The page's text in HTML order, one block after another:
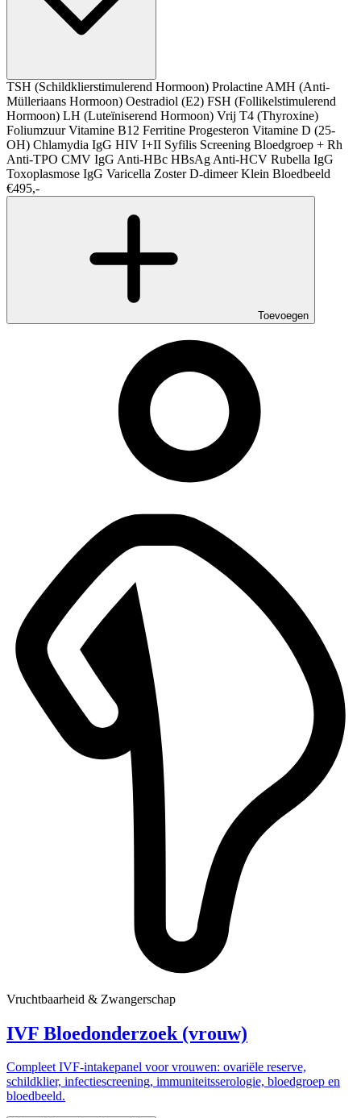
TSH (Schildklierstimulerend Hormoon) Prolactine AMH (Anti-
Mülleriaans Hormoon) Oestradiol (E2) FSH (Follikelstimulerend
Hormoon) LH (Luteïniserend Hormoon) Vrij T4 (Thyroxine)
FoliumzuurVitamine B12 Ferritine Progesteron Vitamine D (25-
OH) Chlamydia IgG HIV I+II Syfilis Screening Bloedgroep + Rh
Anti-TPO CMV IgG Anti-HBc HBsAg Anti-HCV Rubella IgG
Toxoplasmose IgG Varicella ZosterD-dimeerKlein Bloedbeeld
€495,-
Toevoegen
Vruchtbaarheid & Zwangerschap
IVF Bloedonderzoek (vrouw)
Compleet IVF-intakepanel voor vrouwen: ovariële reserve,
schildklier, infectiescreening, immuniteitsserologie, bloedgroep en
bloedbeeld.